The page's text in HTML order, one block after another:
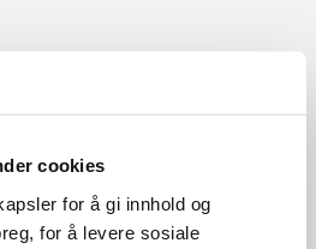
cookies
for å gi innhold og
for å levere sosiale